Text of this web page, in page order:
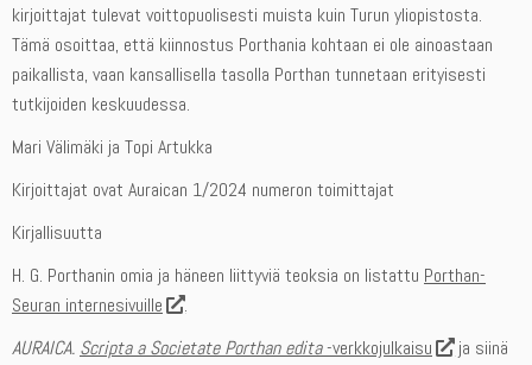
kirjoittajat tulevat voittopuolisesti muista kuin Turun yliopistosta.
Tämä osoittaa, että kiinnostus Porthania kohtaan ei ole ainoastaan
paikallista, vaan kansallisella tasolla Porthan tunnetaan erityisesti
tutkijoiden keskuudessa.
Mari Välimäki ja Topi Artukka
Kirjoittajat ovat Auraican 1/2024 numeron toimittajat
Kirjallisuutta
H. G. Porthanin omia ja häneen liittyviä teoksia on listattu Porthan-
Seuran internesivuille
.
AURAICA. Scripta a Societate Porthan edita-verkkojulkaisu
ja siinä